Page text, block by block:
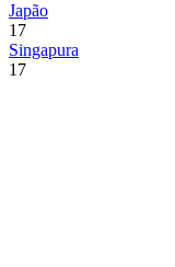
Japão
17
Singapura
17